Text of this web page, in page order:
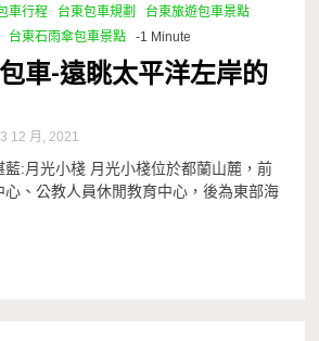
車行程 台東包車規劃
台東旅遊包車景點
台東石雨傘包車景點 -1 Minute
車-遠眺太平洋左岸的
12 月, 2021
藍:月光小棧 月光小棧位於都蘭山麓，前
、公教人員休閒教育中心，後為東部海